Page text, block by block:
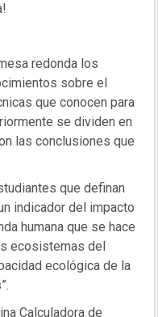
redonda los
sobre el
que conocen para
se dividen en
las conclusiones que
que definan
indicador del impacto
humana que se hace
ecosistemas del
ecológica de la
Calculadora de